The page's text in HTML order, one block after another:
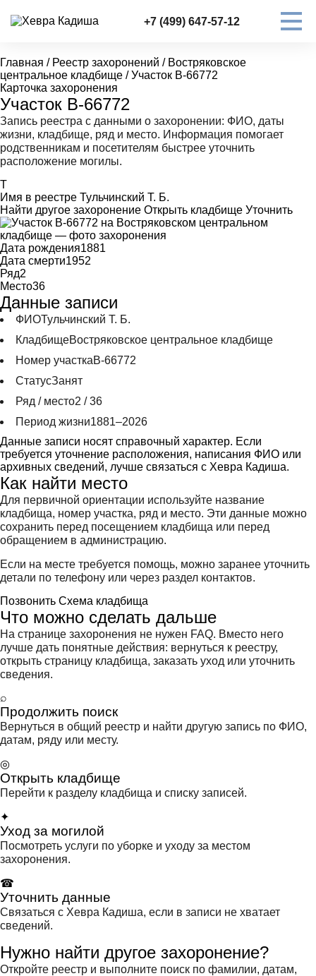
+7 (499) 647-57-12
Главная / Реестр захоронений / Востряковское
центральное кладбище / Участок В-66772
Карточка захоронения
Участок В-66772
Запись реестра с данными о захоронении: ФИО, даты
жизни, кладбище, ряд и место. Информация помогает
родственникам и посетителям быстрее уточнить
расположение могилы.
Т
Имя в реестре Тульчинский Т. Б.
Найти другое захоронение Открыть кладбище Уточнить
Дата рождения1881
Дата смерти1952
Ряд2
Место36
Данные записи
ФИОТульчинский Т. Б.
КладбищеВостряковское центральное кладбище
Номер участкаВ-66772
СтатусЗанят
Ряд / место2 / 36
Период жизни1881–2026
Данные записи носят справочный характер. Если
требуется уточнение расположения, написания ФИО или
архивных сведений, лучше связаться с Хевра Кадиша.
Как найти место
Для первичной ориентации используйте название
кладбища, номер участка, ряд и место. Эти данные можно
сохранить перед посещением кладбища или перед
обращением в администрацию.
Если на месте требуется помощь, можно заранее уточнить
детали по телефону или через раздел контактов.
Позвонить Схема кладбища
Что можно сделать дальше
На странице захоронения не нужен FAQ. Вместо него
лучше дать понятные действия: вернуться к реестру,
открыть страницу кладбища, заказать уход или уточнить
сведения.
⌕
Продолжить поиск
Вернуться в общий реестр и найти другую запись по ФИО,
датам, ряду или месту.
◎
Открыть кладбище
Перейти к разделу кладбища и списку записей.
✦
Уход за могилой
Посмотреть услуги по уборке и уходу за местом
захоронения.
☎
Уточнить данные
Связаться с Хевра Кадиша, если в записи не хватает
сведений.
Нужно найти другое захоронение?
Откройте реестр и выполните поиск по фамилии, датам,